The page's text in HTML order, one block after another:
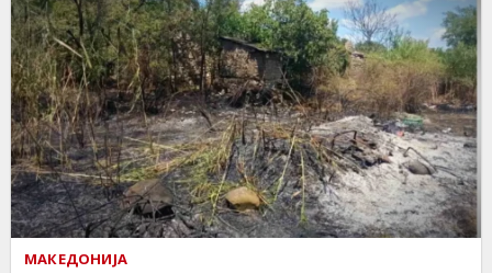
МАКЕДОНИЈА